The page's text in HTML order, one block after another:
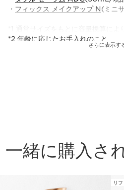
さらに表示す
・ フィックス メイクアップ N(ミニ
*2 年齢に応じたお手入れのこと
フィックス メイク
メイクの仕上がりを
一緒に購入さ
コンテンツへ移動
リ